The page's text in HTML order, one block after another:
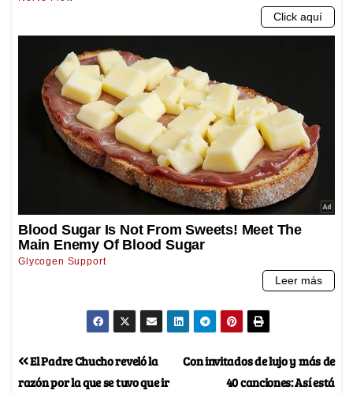
Con invitados de lujo y más de
40 canciones: Así está
El Padre Chucho reveló la
razón por la que se tuvo que ir